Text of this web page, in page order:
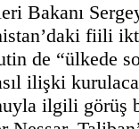
Bakanı
fiili
de “ülkede
ilişki
ilgili görüş